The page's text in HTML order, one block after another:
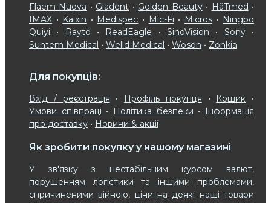
Flaem Nuova • Gladent • Golden Beauty• HäTmed •
IMAX • Kaixin • Medispec • Mic-Fi • Micros• Ningbo
Quiyi • Rayto • ReadEagle •SinoVision • Sony•
Suntem Medical • Welld Medical • Woson • Zonkia
Для покупців:
Вхід / реєстрація • Профіль покупця • Кошик •
Умови співпраці • Політика безпеки •
Інформація
про доставку • Новини & акції
Як зробити покупку у нашому магазині
У зв'язку з нестабільним курсом валют,
порушенням логістики та іншими проблемами,
спричиненими війною, ціни на деякі наші товари